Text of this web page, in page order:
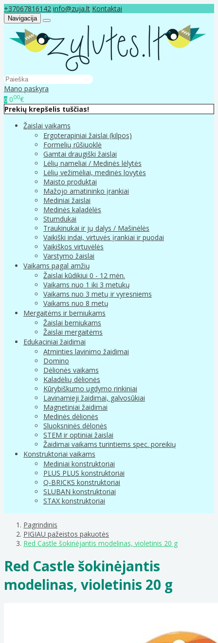
+37067816142 info@zuja.lt Kontaktai
Navigacija
Mano paskyra
0 000€
Prekių krepšelis tuščias!
Žaislai vaikams
Ergoterapiniai žaislai (kilpos)
Formelių rūšiuoklė
Gamtai draugiški žaislai
Lėlių nameliai / Medinės lėlytės
Lėlių vežimėliai, medinės lovytės
Maisto produktai
Mažojo amatininko įrankiai
Mediniai žaislai
Medinės kaladėlės
Stumdukai
Traukinukai ir jų dalys / Mašinėlės
Vaikiški indai, virtuvės įrankiai ir puodai
Vaikiškos virtuvėlės
Varstymo žaislai
Vaikams pagal amžių
Žaislai kūdikiui 0 - 12 mėn.
Vaikams nuo 1 iki 3 metukų
Vaikams nuo 3 metų ir vyresniems
Vaikams nuo 8 metų
Mergaitėms ir berniukams
Žaislai berniukams
Žaislai mergaitėms
Edukaciniai žaidimai
Atminties lavinimo žaidimai
Domino
Dėlionės vaikams
Kaladėlių dėlionės
Kūrybiškumo ugdymo rinkiniai
Lavinamieji žaidimai, galvosūkiai
Magnetiniai žaidimai
Medinės dėlionės
Sluoksninės dėlonės
STEM ir optiniai žaislai
Žaidimai vaikams turintiems spec. poreikių
Konstruktoriai vaikams
Mediniai konstruktoriai
PLUS PLUS konstruktoriai
Q-BRICKS konstruktoriai
SLUBAN konstruktoriai
STAX konstruktoriai
Pagrindinis
PIGIAU pažeistos pakuotės
Red Castle šokinėjantis modelinas, violetinis 20 g
Red Castle šokinėjantis
modelinas, violetinis 20 g